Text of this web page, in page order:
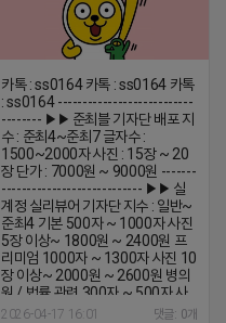
카톡 : ss0164 카톡 : ss0164 카톡
: ss0164 ---------------------------
-------- ▶▶ 준최블 기자단 배포 지
수 : 준최4~준최7 글자수 :
1500~2000자 사진 : 15장 ~ 20
장 단가 : 7000원 ~ 9000원 -------
---------------------------- ▶▶ 실
계정 실리뷰어 기자단 지수 : 일반~
준최4 기본 500자 ~ 1000자 사진
5장 이상~ 1800원 ~ 2400원 프
리미엄 1000자 ~ 1300자 사진 10
장 이상~ 2000원 ~ 2600원 병의
원 / 법률 관련 300자 ~ 500자 사
진5장 이상~ 1800원~2400원 지
2026-04-17 16:01 댓글: 0개